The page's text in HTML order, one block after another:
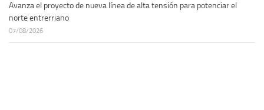
Avanza el proyecto de nueva línea de alta tensión para potenciar el
norte entrerriano
07/08/2026